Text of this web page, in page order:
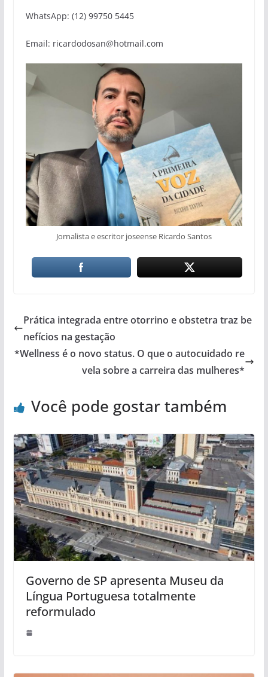
WhatsApp: (12) 99750 5445
Email: ricardodosan@hotmail.com
Jornalista e escritor joseense Ricardo Santos
Prática integrada entre otorrino e obstetra traz be
nefícios na gestação
*Wellness é o novo status. O que o autocuidado re
vela sobre a carreira das mulheres*
Você pode gostar também
Governo de SP apresenta Museu da
Língua Portuguesa totalmente
reformulado